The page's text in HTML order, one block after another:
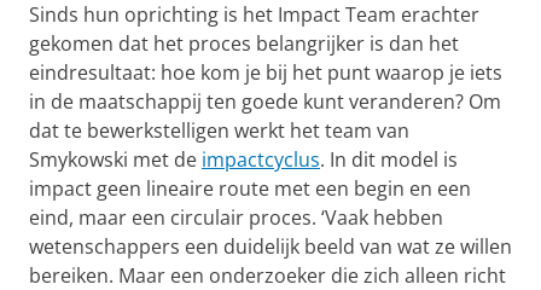
Sinds hun oprichting is het Impact Team erachter
gekomen dat het proces belangrijker is dan het
eindresultaat: hoe kom je bij het punt waarop je iets
in de maatschappij ten goede kunt veranderen? Om
dat te bewerkstelligen werkt het team van
Smykowski met de impactcyclus. In dit model is
impact geen lineaire route met een begin en een
eind, maar een circulair proces. ‘Vaak hebben
wetenschappers een duidelijk beeld van wat ze willen
bereiken. Maar een onderzoeker die zich alleen richt